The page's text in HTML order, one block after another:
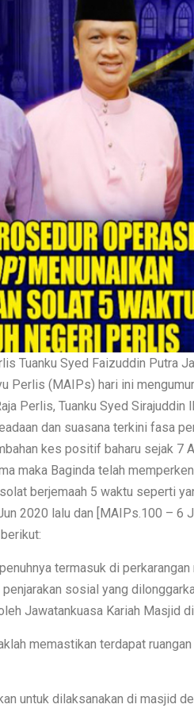
Tuanku Syed Faizuddin Putra
Perlis (MAIPs) hari ini
Perlis, Tuanku Syed Sirajuddin
dan suasana terkini fasa
kes positif baharu sejak 7
maka Baginda telah
berjemaah 5 waktu seperti
2020 lalu dan [MAIPs.100 – 6
termasuk di
sosial yang
Jawatankuasa Kariah Masjid
memastikan terdapat
untuk dilaksanakan di masjid